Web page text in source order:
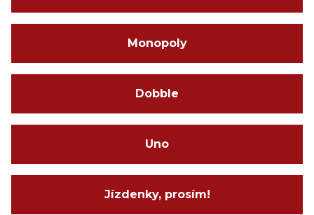
Monopoly
Dobble
Uno
Jízdenky, prosím!